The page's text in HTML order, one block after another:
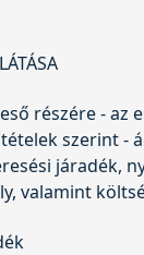
részére - az
szerint -
járadék,
valamint